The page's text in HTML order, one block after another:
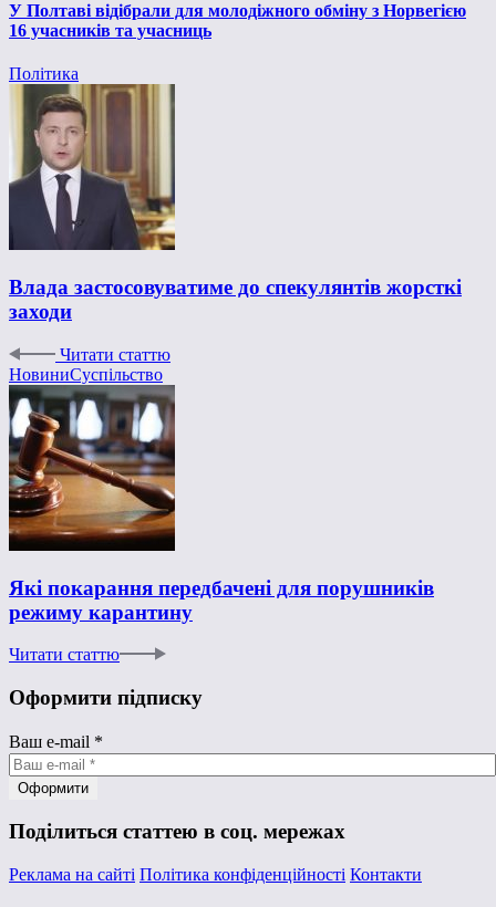
У Полтаві відібрали для молодіжного обміну з Норвегією
16 учасників та учасниць
Політика
Влада застосовуватиме до спекулянтів жорсткі
заходи
Читати статтю
НовиниСуспільство
Які покарання передбачені для порушників
режиму карантину
Читати статтю
Оформити підписку
Ваш e-mail *
Поділиться статтею в соц. мережах
Реклама на сайті Політика конфіденційності Контакти